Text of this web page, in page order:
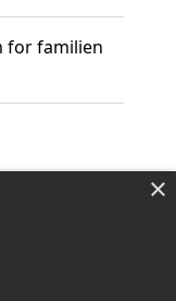
for familien
×